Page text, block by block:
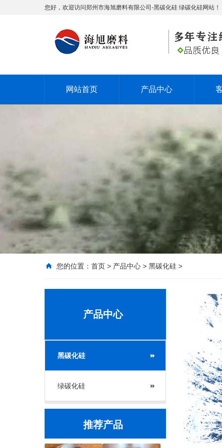
您好，欢迎访问郑州市海旭磨料有限公司-黑碳化硅 绿碳化硅网站！
网站首页 产品中心
您的位置： 首页 > 产品中心 > 黑碳化硅 >
产品中心
黑碳化硅
绿碳化硅
推荐产品